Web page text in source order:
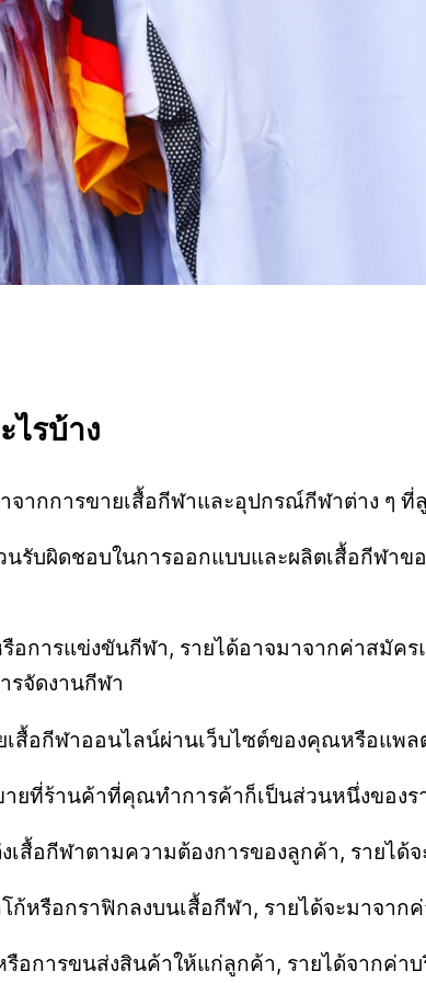
ไรบ้าง
จากการขายเสื้อกีฬาและอุปกรณ์กีฬาต่าง ๆ ที่
รับผิดชอบในการออกแบบและผลิตเสื้อกีฬาข
การแข่งขันกีฬา, รายได้อาจมาจากค่าสมัค
รจัดงานกีฬา
สื้อกีฬาออนไลน์ผ่านเว็บไซต์ของคุณหรือแพ
ายที่ร้านค้าที่คุณทำการค้าก็เป็นส่วนหนึ่งของ
สื้อกีฬาตามความต้องการของลูกค้า, รายได้
หรือกราฟิกลงบนเสื้อกีฬา, รายได้จะมาจาก
การขนส่งสินค้าให้แก่ลูกค้า, รายได้จากค่าบ